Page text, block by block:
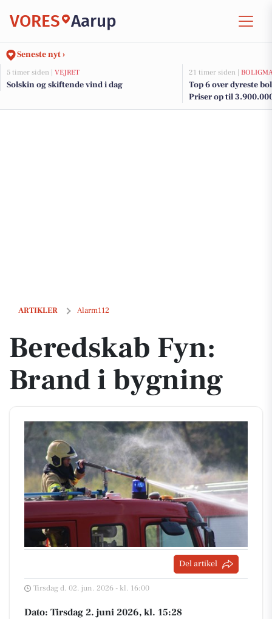
VORES Aarup
Seneste nyt ›
5 timer siden | VEJRET
Solskin og skiftende vind i dag
21 timer siden |
Top 6 over dyreste
Priser op til
ARTIKLER Alarm112
Beredskab Fyn: Brand i bygning
Beredskab Fyn:
Brand i bygning
Del artikel
Tirsdag d. 02. jun. 2026 - kl. 16:00
Dato: Tirsdag 2. juni 2026, kl. 15:28